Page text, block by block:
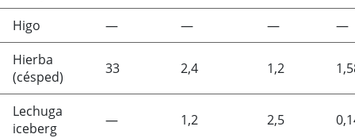
Higo
— — —
—
Hierba
(césped)
33 2,4 1,2
Lechuga
iceberg
— 1,2 2,5